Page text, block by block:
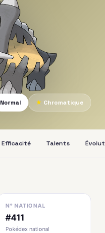
Normal
★ Chromatique
Efficacité Talents
N° NATIONAL
#411
Pokédex national